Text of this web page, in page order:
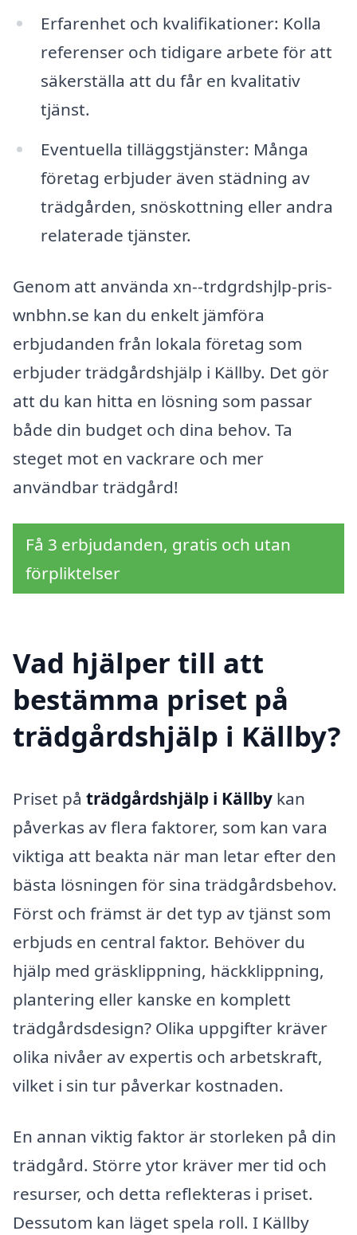
Erfarenhet och kvalifikationer: Kolla
referenser och tidigare arbete för att
säkerställa att du får en kvalitativ
tjänst.
Eventuella tilläggstjänster: Många
företag erbjuder även städning av
trädgården, snöskottning eller andra
relaterade tjänster.
Genom att använda xn--trdgrdshjlp-pris-
wnbhn.se kan du enkelt jämföra
erbjudanden från lokala företag som
erbjuder trädgårdshjälp i Källby. Det gör
att du kan hitta en lösning som passar
både din budget och dina behov. Ta
steget mot en vackrare och mer
användbar trädgård!
Få 3 erbjudanden, gratis och utan
förpliktelser
Vad hjälper till att
bestämma priset på
trädgårdshjälp i Källby?
Priset på trädgårdshjälp i Källby kan
påverkas av flera faktorer, som kan vara
viktiga att beakta när man letar efter den
bästa lösningen för sina trädgårdsbehov.
Först och främst är det typ av tjänst som
erbjuds en central faktor. Behöver du
hjälp med gräsklippning, häckklippning,
plantering eller kanske en komplett
trädgårdsdesign? Olika uppgifter kräver
olika nivåer av expertis och arbetskraft,
vilket i sin tur påverkar kostnaden.
En annan viktig faktor är storleken på din
trädgård. Större ytor kräver mer tid och
resurser, och detta reflekteras i priset.
Dessutom kan läget spela roll. I Källby